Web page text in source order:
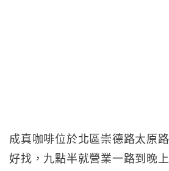
成真咖啡位於北區崇德路太原
好找，九點半就營業一路到晚